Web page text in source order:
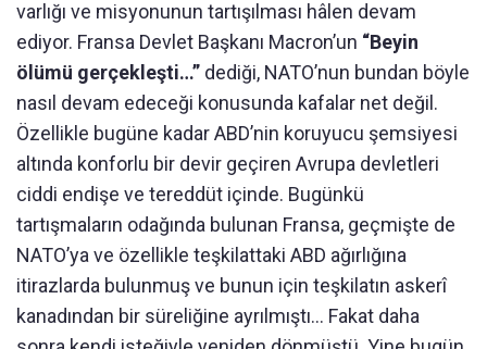
varlığı ve misyonunun tartışılması hâlen devam
ediyor. Fransa Devlet Başkanı Macron’un “Beyin
ölümü gerçekleşti…” dediği, NATO’nun bundan böyle
nasıl devam edeceği konusunda kafalar net değil.
Özellikle bugüne kadar ABD’nin koruyucu şemsiyesi
altında konforlu bir devir geçiren Avrupa devletleri
ciddi endişe ve tereddüt içinde. Bugünkü
tartışmaların odağında bulunan Fransa, geçmişte de
NATO’ya ve özellikle teşkilattaki ABD ağırlığına
itirazlarda bulunmuş ve bunun için teşkilatın askerî
kanadından bir süreliğine ayrılmıştı… Fakat daha